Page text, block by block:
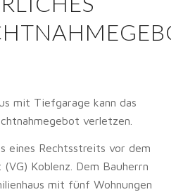
mit Tiefgarage kann das
verletzen.
eines Rechtsstreits vor dem
Koblenz. Dem Bauherrn
mit fünf Wohnungen